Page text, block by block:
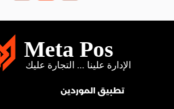
تطبيق الموردين